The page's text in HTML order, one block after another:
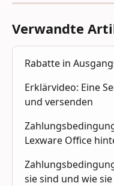
Verwandte
Rabatte in
Erklärvideo: Eine
und versenden
Lexware Office
sie sind und wie